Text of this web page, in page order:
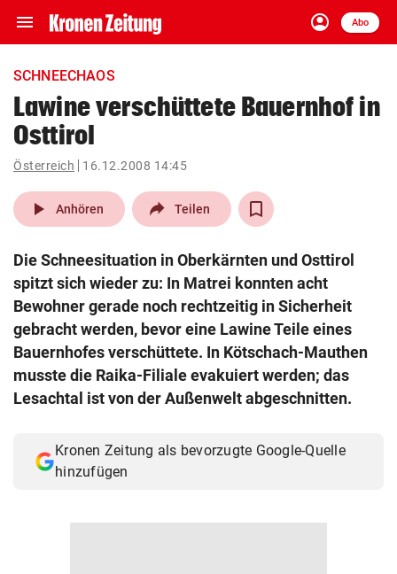
menu Navigation
ein-/ausklappen
account_circle
Anmelden
Abo
close Schließen
account_circle Anmelden
pin_drop
Wien arrow_right
search
Suchbegriff
eingeben
SCHNEECHAOS
Lawine verschüttete Bauernhof in
Osttirol
Österreich 16.12.2008 14:45
play_arrow Anhören Teilen
Die Schneesituation in Oberkärnten und Osttirol
spitzt sich wieder zu: In Matrei konnten acht
Bewohner gerade noch rechtzeitig in Sicherheit
gebracht werden, bevor eine Lawine Teile eines
Bauernhofes verschüttete. In Kötschach-Mauthen
musste die Raika-Filiale evakuiert werden; das
Lesachtal ist von der Außenwelt abgeschnitten.
Kronen Zeitung als bevorzugte Google-Quelle
hinzufügen